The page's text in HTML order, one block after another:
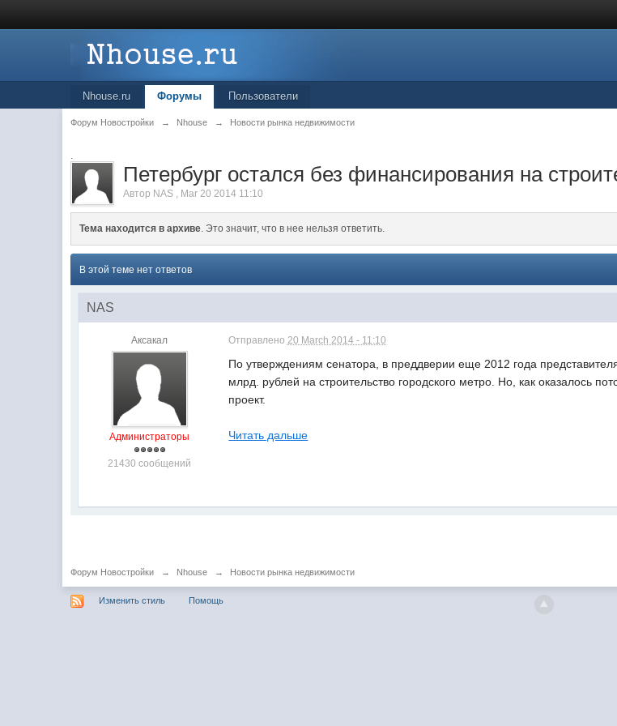
Nhouse.ru Форумы Пользователи
Форум Новостройки → Nhouse → Новости рынка недвижимости
.
Петербург остался без финансирования на
Автор NAS , Mar 20 2014 11:10
Тема находится в архиве. Это значит, что в нее нельзя ответить.
В этой теме нет ответов
NAS
Аксакал
Администраторы
21430 сообщений
Отправлено20 March 2014 - 11:10
По утверждениям сенатора, в преддверии еще 2012 года
млрд. рублей на строительство городского метро. Но, как оказалось
проект.
Читать дальше
Форум Новостройки → Nhouse → Новости рынка недвижимости
Изменить стиль Помощь